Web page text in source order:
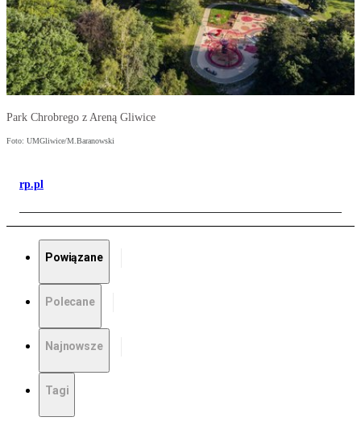
Park Chrobrego z Areną Gliwice
Foto: UMGliwice/M.Baranowski
rp.pl
Powiązane
Polecane
Najnowsze
Tagi